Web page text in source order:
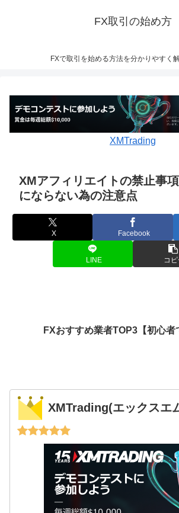
FX取引の始め方
FXで取引を始める方法を分かりやすく解
XMTrading
XMアフィリエイトの禁止事
にならない為の注意点
X Facebook
LINE コピ
FXおすすめ業者TOP3【初心者
XMTrading(エックスエ